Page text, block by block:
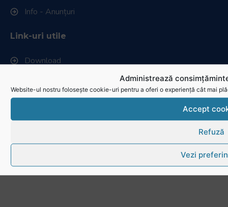
Administrează
Website-ul nostru folosește cookie-uri pentru a oferi o experiență cât mai
Accept
Refuză
Vezi
Info - Anunțuri
Link-uri utile
Download